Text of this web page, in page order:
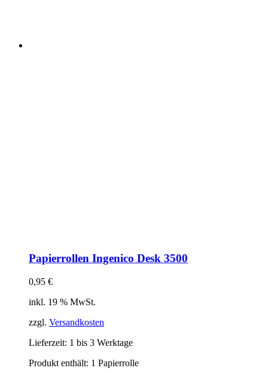
Papierrollen Ingenico Desk 3500
0,95 €
inkl. 19 % MwSt.
zzgl. Versandkosten
Lieferzeit: 1 bis 3 Werktage
Produkt enthält: 1 Papierrolle